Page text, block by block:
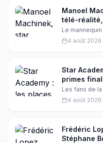
Manoel
télé-
voiture à
Le
Manoel
suites d'un
4 août 2026
Star
primes
la vérité
Les fans de
malgré les
primes reste
4 août 2026
Frédéric
Stéphane